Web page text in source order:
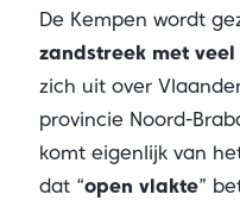
De Kempen wordt
zandstreek met
zich uit over
provincie Noord-
komt eigenlijk van
dat “open vlakte”